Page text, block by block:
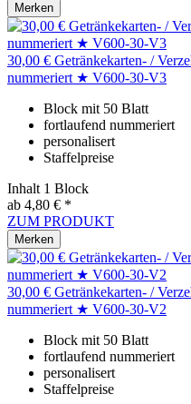
Merken
30,00 € Getränkekarten- /
nummeriert ★ V600-30-V3
Block mit 50 Blatt
fortlaufend nummeriert
personalisert
Staffelpreise
Inhalt 1 Block
ab 4,80 € *
ZUM PRODUKT
Merken
30,00 € Getränkekarten- /
nummeriert ★ V600-30-V2
Block mit 50 Blatt
fortlaufend nummeriert
personalisert
Staffelpreise